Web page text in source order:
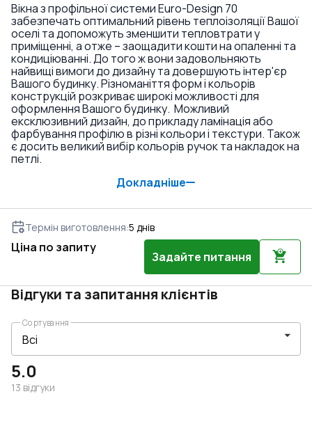
Вікна з профільної системи Euro-Design 70
забезпечать оптимальний рівень теплоізоляції Вашої
оселі та допоможуть зменшити тепловтрати у
приміщенні, а отже – заощадити кошти на опаленні та
кондиціюванні. До того ж вони задовольняють
найвищі вимоги до дизайну та довершують інтер'єр
Вашого будинку. Різноманіття форм і кольорів
конструкцій розкриває широкі можливості для
оформлення Вашого будинку. Можливий
ексклюзивний дизайн, до прикладу ламінація або
фарбування профілю в різні кольори і текстури. Також
є досить великий вибір кольорів ручок та накладок на
петлі.
Докладніше
Термін виготовлення:5 днів
Ціна по запиту
Задайте питання
Відгуки та запитання клієнтів
5.0
13 відгуки
Сортування